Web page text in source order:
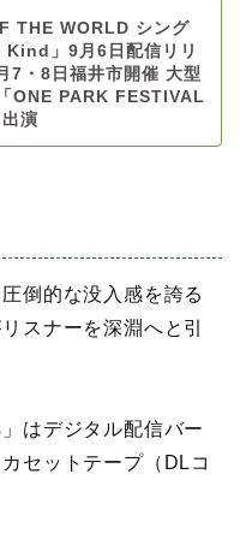
THE WORLD シング
Kind」9月6日配信リリ
7・8日福井市開催 大型
ONE PARK FESTIVAL
演
倒的な没入感を誇る
スナーを深淵へと引
はデジタル配信バー
セットテープ（DLコ